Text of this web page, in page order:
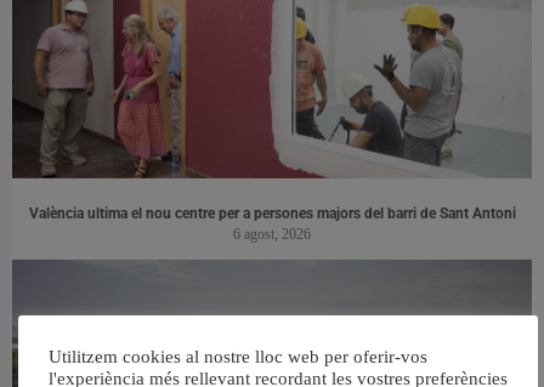
València ultima el nou centre per a persones majors del barri de Sant Antoni
6 agost, 2026
Utilitzem cookies al nostre lloc web per oferir-vos
l'experiència més rellevant recordant les vostres preferències